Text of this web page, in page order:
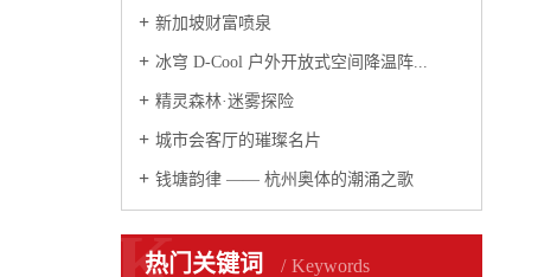
新加坡财富喷泉
冰穹 D-Cool 户外开放式空间降温阵...
精灵森林·迷雾探险
城市会客厅的璀璨名片
钱塘韵律 —— 杭州奥体的潮涌之歌
热门关键词 Keywords